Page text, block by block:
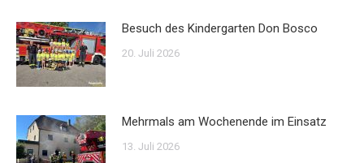
Besuch des Kindergarten Don Bosco
20. Juli 2026
Mehrmals am Wochenende im Einsatz
13. Juli 2026